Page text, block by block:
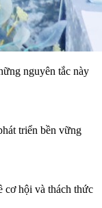
nguyên tắc này
triển bền vững
cơ hội và thách thức